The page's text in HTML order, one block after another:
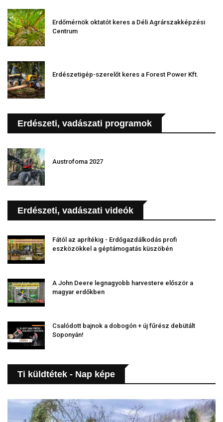
Erdőmérnök oktatót keres a Déli Agrárszakképzési
Centrum
Erdészetigép-szerelőt keres a Forest Power Kft.
Erdészeti, vadászati programok
Austrofoma 2027
Erdészeti, vadászati videók
Fától az aprítékig - Erdőgazdálkodás profi
eszközökkel a géptámogatás küszöbén
A John Deere legnagyobb harvestere először a
magyar erdőkben
Csalódott bajnok a dobogón + új fűrész debütált
Soponyán!
Ti küldtétek - Nap képe